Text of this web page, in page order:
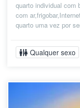
quarto individual com
com
quarto uma vez por
Qualquer sexo